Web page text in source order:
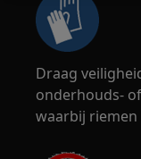
Draag
onderhouds-
waarbij